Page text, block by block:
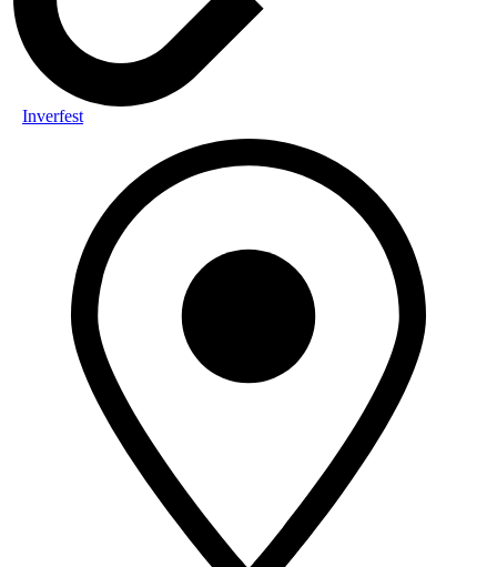
Inverfest